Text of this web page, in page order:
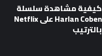
كيفية مشاهدة سلسلة
Harlan Coben على Netflix
بالترتيب